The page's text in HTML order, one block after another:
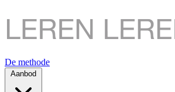
De methode